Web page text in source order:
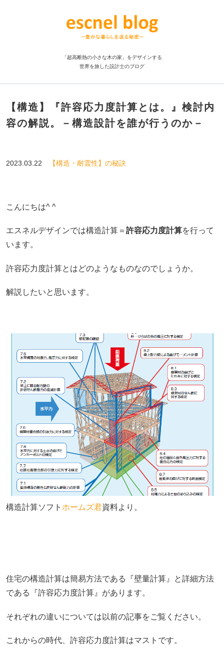
「超高断熱の小さな木の家」をデザインする
世界を旅した設計士のブログ
【構造】『許容応力度計算とは。』検討内
容の解説。－構造設計を誰が行うのか－
2023.03.22 【構造・耐震性】の秘訣
こんにちは^ ^
エスネルデザインでは構造計算＝ 許容応力度計算を行って
います。
許容応力度計算とはどのようなものなのでしょうか。
解説したいと思います。
構造計算ソフト ホームズ君資料より。
住宅の構造計算は簡易方法である『壁量計算』と詳細方法
である『許容応力度計算』があります。
それぞれの違いについては以前の記事をご覧ください。
これからの時代、許容応力度計算はマストです。